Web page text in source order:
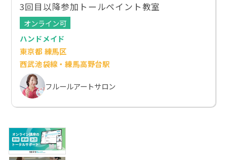
3回目以降参加トールペイント教室
オンライン可
ハンドメイド
東京都 練馬区
西武池袋線・練馬高野台駅
フルールアートサロン